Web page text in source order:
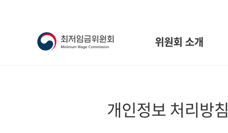
위원회 소개
개인정보 처리방침